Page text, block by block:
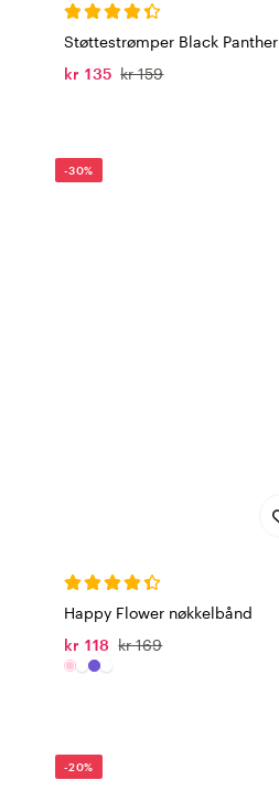
Støttestrømper Black Panther
kr 135 kr 159
-30%
Happy Flower nøkkelbånd
kr 118 kr 169
-20%